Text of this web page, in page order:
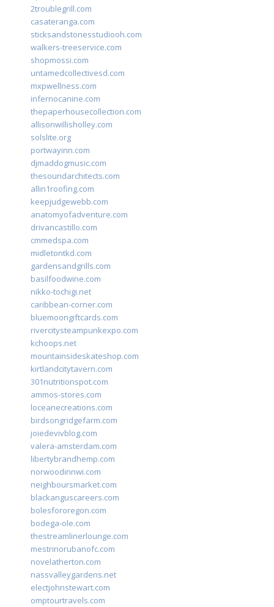
2troublegrill.com
casateranga.com
sticksandstonesstudiooh.com
walkers-treeservice.com
shopmossi.com
untamedcollectivesd.com
mxpwellness.com
infernocanine.com
thepaperhousecollection.com
allisonwillisholley.com
solslite.org
portwayinn.com
djmaddogmusic.com
thesoundarchitects.com
allin1roofing.com
keepjudgewebb.com
anatomyofadventure.com
drivancastillo.com
cmmedspa.com
midletontkd.com
gardensandgrills.com
basilfoodwine.com
nikko-tochigi.net
caribbean-corner.com
bluemoongiftcards.com
rivercitysteampunkexpo.com
kchoops.net
mountainsideskateshop.com
kirtlandcitytavern.com
301nutritionspot.com
ammos-stores.com
loceanecreations.com
birdsongridgefarm.com
joiedevivblog.com
valera-amsterdam.com
libertybrandhemp.com
norwoodinnwi.com
neighboursmarket.com
blackanguscareers.com
bolesfororegon.com
bodega-ole.com
thestreamlinerlounge.com
mestrinorubanofc.com
novelatherton.com
nassvalleygardens.net
electjohnstewart.com
omptourtravels.com